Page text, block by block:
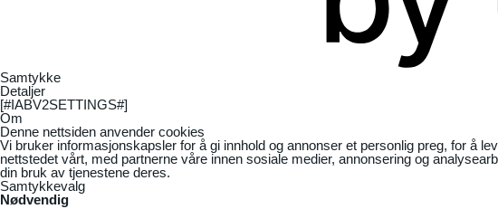
Samtykke
Detaljer
[#IABV2SETTINGS#]
Om
Denne nettsiden anvender cookies
Vi bruker informasjonskapsler for å gi innhold og annonser et personlig preg, for å
nettstedet vårt, med partnerne våre innen sosiale medier, annonsering og
din bruk av tjenestene deres.
Samtykkevalg
Nødvendig